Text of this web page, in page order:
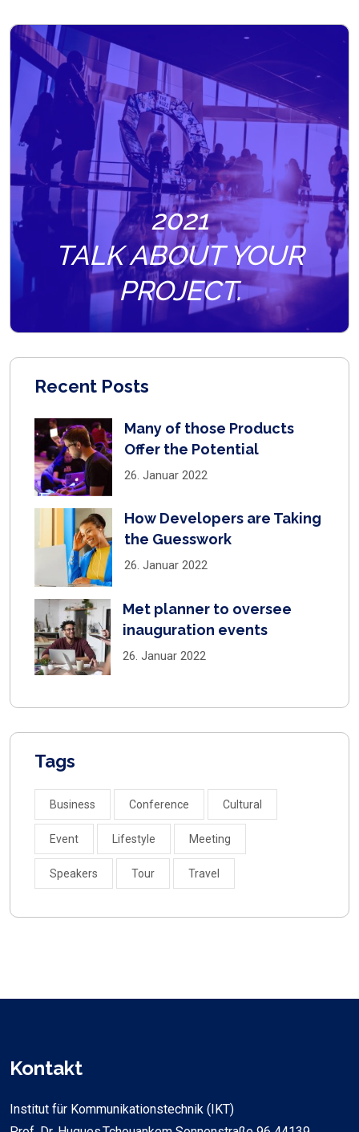
2021
TALK ABOUT YOUR
PROJECT.
Recent Posts
Many of those Products
Offer the Potential
26. Januar 2022
How Developers are Taking
the Guesswork
26. Januar 2022
Met planner to oversee
inauguration events
26. Januar 2022
Tags
Business Conference Cultural
Event Lifestyle Meeting
Speakers Tour Travel
Kontakt
Institut für Kommunikationstechnik (IKT)